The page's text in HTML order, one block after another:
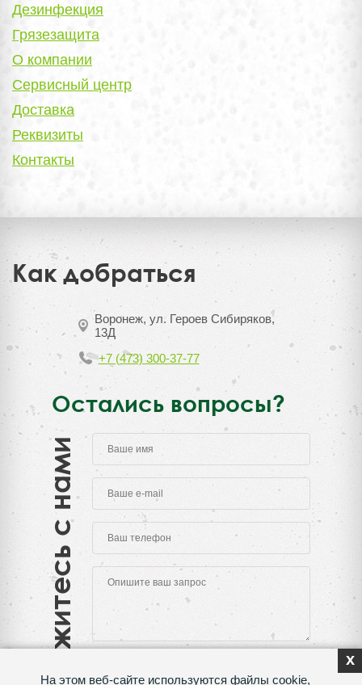
Дезинфекция
Грязезащита
О компании
Сервисный центр
Доставка
Реквизиты
Контакты
Как добраться
Воронеж, ул. Героев Сибиряков,
13Д
+7 (473) 300-37-77
Остались вопросы?
Свяжитесь с нами x
На этом веб-сайте используются файлы cookie,